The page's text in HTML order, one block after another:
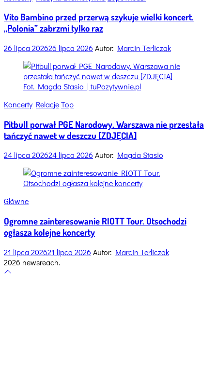
Vito Bambino przed przerwą szykuje wielki koncert.
„Polonia” zabrzmi tylko raz
26 lipca 202626 lipca 2026 Autor: Marcin Terliczak
Fot. Magda Stasio | tuPozytywnie.pl
Categories
Koncerty RelacjeTop
Pitbull porwał PGE Narodowy. Warszawa nie przestała
tańczyć nawet w deszczu [ZDJĘCIA]
24 lipca 202624 lipca 2026 Autor: Magda Stasio
Categories
Główne
Ogromne zainteresowanie RIOTT Tour. Otsochodzi
ogłasza kolejne koncerty
21 lipca 202621 lipca 2026 Autor: Marcin Terliczak
2026 newsreach.
Scroll